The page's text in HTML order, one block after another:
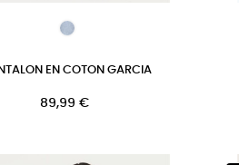
EN COTON GARCIA
Prix
89,99 €